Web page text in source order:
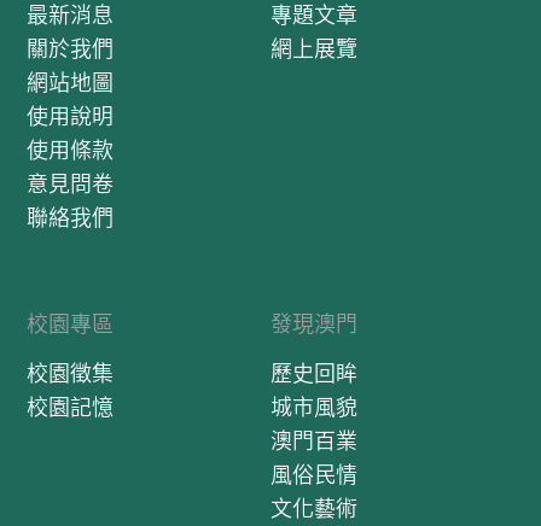
最新消息
關於我們
網站地圖
使用說明
使用條款
意見問卷
聯絡我們
專題文章
網上展覽
校園專區
校園徵集
校園記憶
發現澳門
歷史回眸
城市風貌
澳門百業
風俗民情
文化藝術